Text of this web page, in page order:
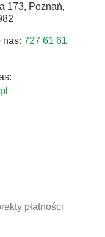
173, Poznań,
nas: 727 61 61
płatności